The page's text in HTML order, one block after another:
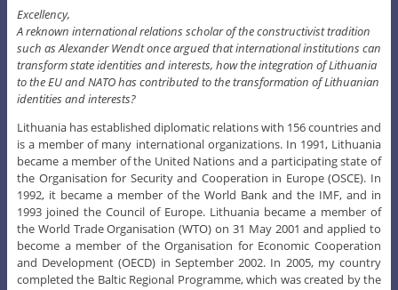
Excellency,
A reknown international relations scholar of the constructivist tradition
such as Alexander Wendt once argued that international institutions can
transform state identities and interests, how the integration of Lithuania
to the EU and NATO has contributed to the transformation of Lithuanian
identities and interests?
Lithuania has established diplomatic relations with 156 countries and
is a member of many international organizations. In 1991, Lithuania
became a member of the United Nations and a participating state of
the Organisation for Security and Cooperation in Europe (OSCE). In
1992, it became a member of the World Bank and the IMF, and in
1993 joined the Council of Europe. Lithuania became a member of
the World Trade Organisation (WTO) on 31 May 2001 and applied to
become a member of the Organisation for Economic Cooperation
and Development (OECD) in September 2002. In 2005, my country
completed the Baltic Regional Programme, which was created by the